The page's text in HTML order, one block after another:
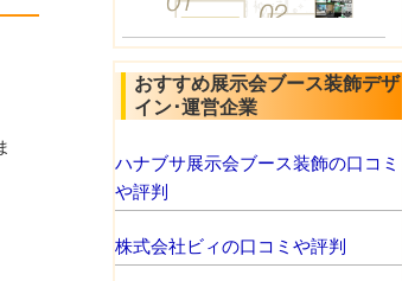
おすすめ展示会ブース装飾デザ
イン･運営企業
ハナブサ展示会ブース装飾の口コミ
や評判
株式会社ビィの口コミや評判